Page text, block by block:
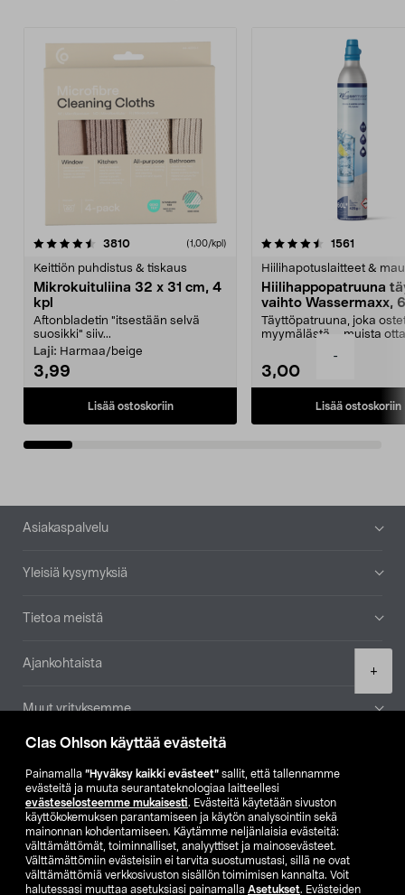
Clas Ohlson käyttää evästeitä
Painamalla ”Hyväksy kaikki evästeet” sallit, että tallennamme
evästeitä ja muuta seurantateknologiaa laitteellesi
evästeselosteemme mukaisesti. Evästeitä käytetään sivuston
käyttökokemuksen parantamiseen ja käytön analysointiin sekä
mainonnan kohdentamiseen. Käytämme neljänlaisia evästeitä:
välttämättömät, toiminnalliset, analyyttiset ja mainosevästeet.
Välttämättömiin evästeisiin ei tarvita suostumustasi, sillä ne ovat
välttämättömiä verkkosivuston sisällön toimimisen kannalta. Voit
halutessasi muuttaa asetuksiasi painamalla Asetukset. Evästeiden
-
+
3810arvostelut (1,00/kpl)
Keittiön puhdistus & tiskaus
Mikrokuituliina 32 x 31 cm, 4
kpl
Aftonbladetin "itsestään selvä
suosikki" siiv...
Laji: Harmaa/beige
3,99
Lisää ostoskoriin
4.5viidestä
1561
Hiilihapotuslaitteet &
Hiilihappopatruuna
vaihto Wassermaxx,
Täyttöpatruuna, joka
myymälästä – muista
3,00
Lisää ostoskoriin
4.5viidestä
Alatunniste
Asiakaspalvelu
Yleisiä kysymyksiä
Tietoa meistä
Ajankohtaista
Muut yrityksemme
Etsi myymälä
SE NO FI
FI SV